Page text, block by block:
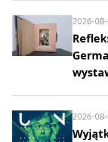
2026-
2026-